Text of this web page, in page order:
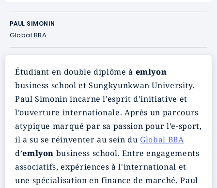
PAUL SIMONIN
Global BBA
Étudiant en double diplôme à emlyon
business school et Sungkyunkwan University,
Paul Simonin incarne l’esprit d'initiative et
l’ouverture internationale. Après un parcours
atypique marqué par sa passion pour l’e-sport,
il a su se réinventer au sein du Global BBA
d’emlyon business school. Entre engagements
associatifs, expériences à l'international et
une spécialisation en finance de marché, Paul